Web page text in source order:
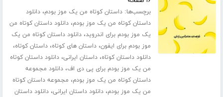
برچسب‌ها:داستان کوتاه من یک موز بودم،دانلود
داستان کوتاه من یک موز بودم،دانلود داستان کوتاه من
یک موز بودم برای اندروید،دانلود داستان کوتاه من یک
موز بودم برای ایفون،داستان های کوتاه،داستان کوتاه،
دانلود داستان کوتاه،داستان ایرانی،دانلود داستان کوتاه
من یک موز بودم برای پی دی اف،دانلود مجموعه
داستان کوتاه من یک موز بودم، مجموعه داستان کوتاه
من یک موز بودم،دانلود داستان ایرانی،دانلود داستان